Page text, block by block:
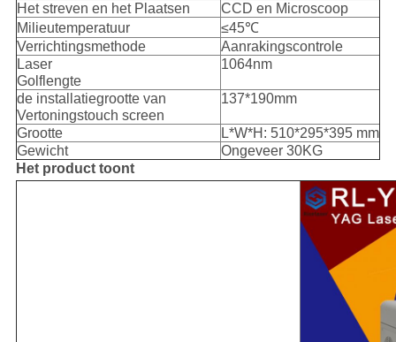
Het streven en het Plaatsen
CCD en Microscoop
Milieutemperatuur
≤45℃
Verrichtingsmethode
Aanrakingscontrole
Laser
Golflengte
1064nm
de installatiegrootte van
Vertoningstouch screen
137*190mm
Grootte
L*W*H: 510*295*395 mm
Gewicht
Ongeveer 30KG
Het product toont